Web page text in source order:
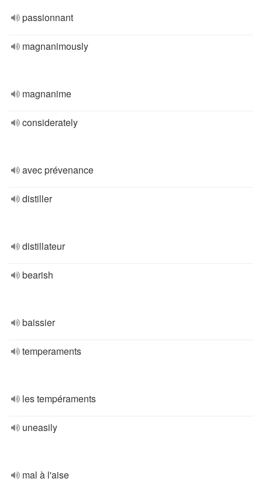
passionnant
magnanimously
magnanime
considerately
avec prévenance
distiller
distillateur
bearish
baissier
temperaments
les tempéraments
uneasily
mal à l'aise